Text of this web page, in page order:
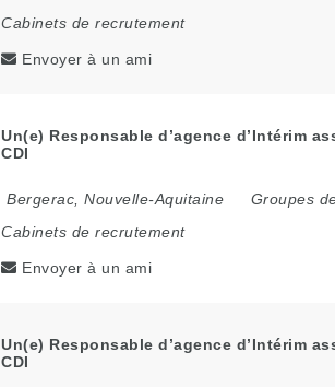
Cabinets de recrutement
Envoyer à un ami
Un(e) Responsable d’agence d’Intérim
CDI
Bergerac, Nouvelle-Aquitaine
Groupes
Cabinets de recrutement
Envoyer à un ami
Un(e) Responsable d’agence d’Intérim
CDI